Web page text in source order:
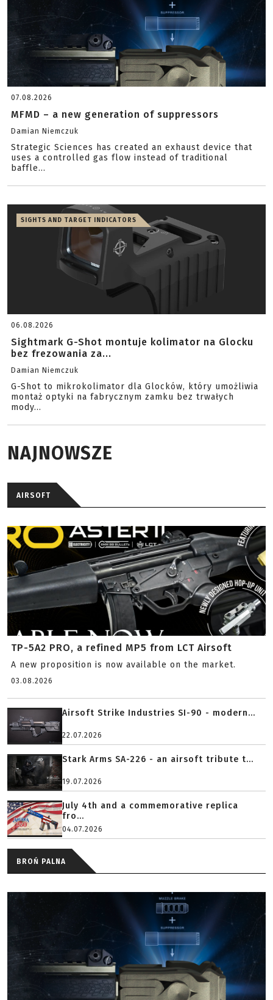
07.08.2026
MFMD – a new generation of suppressors
Damian Niemczuk
Strategic Sciences has created an exhaust device that
uses a controlled gas flow instead of traditional
baffle...
SIGHTS AND TARGET INDICATORS
06.08.2026
Sightmark G-Shot montuje kolimator na Glocku
bez frezowania za...
Damian Niemczuk
G-Shot to mikrokolimator dla Glocków, który umożliwia
montaż optyki na fabrycznym zamku bez trwałych
mody...
NAJNOWSZE
AIRSOFT
TP-5A2 PRO, a refined MP5 from LCT Airsoft
A new proposition is now available on the market.
03.08.2026
Airsoft Strike Industries SI-90 - modern...
22.07.2026
Stark Arms SA-226 - an airsoft tribute t...
19.07.2026
July 4th and a commemorative replica
fro...
04.07.2026
BROŃ PALNA